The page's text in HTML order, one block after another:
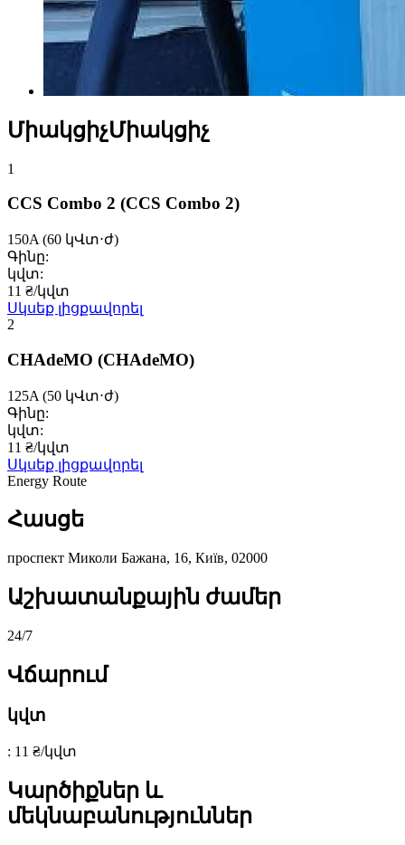
ՄիակցիչՄիակցիչ
1
CCS Combo 2 (CCS Combo 2)
150A (60 կՎտ⋅ժ)
Գինը:
կվտ:
11 ₴/կվտ
Սկսեք լիցքավորել
2
CHAdeMO (CHAdeMO)
125A (50 կՎտ⋅ժ)
Գինը:
կվտ:
11 ₴/կվտ
Սկսեք լիցքավորել
Energy Route
Հասցե
проспект Миколи Бажана, 16, Київ, 02000
Աշխատանքային ժամեր
24/7
Վճարում
կվտ
: 11 ₴/կվտ
Կարծիքներ և
մեկնաբանություններ